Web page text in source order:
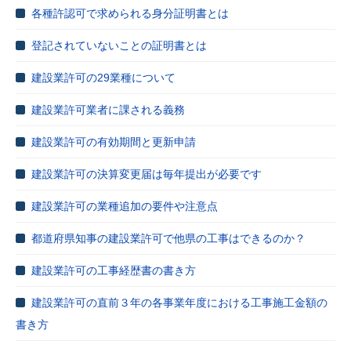
各種許認可で求められる身分証明書とは
登記されていないことの証明書とは
建設業許可の29業種について
建設業許可業者に課される義務
建設業許可の有効期間と更新申請
建設業許可の決算変更届は毎年提出が必要です
建設業許可の業種追加の要件や注意点
都道府県知事の建設業許可で他県の工事はできるのか？
建設業許可の工事経歴書の書き方
建設業許可の直前３年の各事業年度における工事施工金額の
書き方